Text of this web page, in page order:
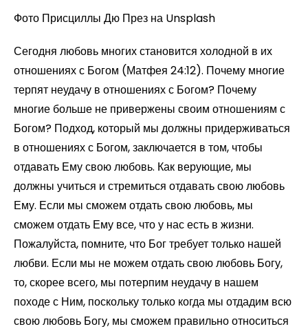
Фото Присциллы Дю През на Unsplash
Сегодня любовь многих становится холодной в их
отношениях с Богом (Матфея 24:12). Почему многие
терпят неудачу в отношениях с Богом? Почему
многие больше не привержены своим отношениям с
Богом? Подход, который мы должны придерживаться
в отношениях с Богом, заключается в том, чтобы
отдавать Ему свою любовь. Как верующие, мы
должны учиться и стремиться отдавать свою любовь
Ему. Если мы сможем отдать свою любовь, мы
сможем отдать Ему все, что у нас есть в жизни.
Пожалуйста, помните, что Бог требует только нашей
любви. Если мы не можем отдать свою любовь Богу,
то, скорее всего, мы потерпим неудачу в нашем
походе с Ним, поскольку только когда мы отдадим всю
свою любовь Богу, мы сможем правильно относиться